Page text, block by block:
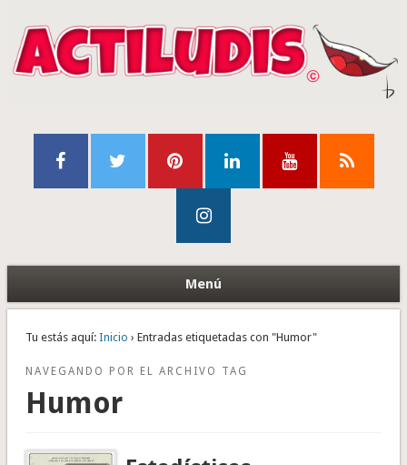
Menú
Tu estás aquí: Inicio › Entradas etiquetadas con "Humor"
NAVEGANDO POR EL ARCHIVO TAG
Humor